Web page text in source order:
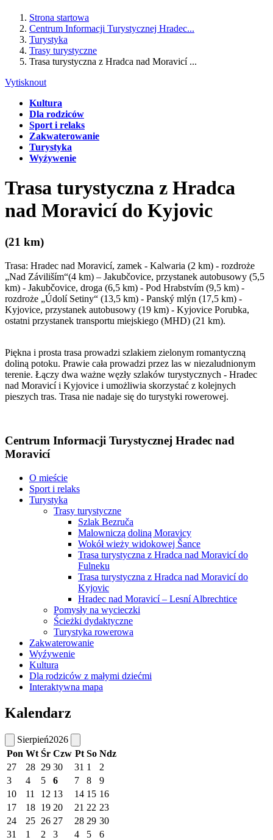
Strona startowa
Centrum Informacji Turystycznej Hradec...
Turystyka
Trasy turystyczne
Trasa turystyczna z Hradca nad Moravicí ...
Vytisknout
Kultura
Dla rodziców
Sport i relaks
Zakwaterowanie
Turystyka
Wyźywenie
Trasa turystyczna z Hradca
nad Moravicí do Kyjovic
(21 km)
Trasa: Hradec nad Moravicí, zamek - Kalwaria (2 km) - rozdroże
„Nad Záviliším“(4 km) – Jakubčovice, przystanek autobusowy (5,5
km) - Jakubčovice, droga (6,5 km) - Pod Hrabstvím (9,5 km) -
rozdroże „Údolí Setiny“ (13,5 km) - Panský mlýn (17,5 km) -
Kyjovice, przystanek autobusowy (19 km) - Kyjovice Porubka,
ostatni przystanek transportu miejskiego (MHD) (21 km).
Piękna i prosta trasa prowadzi szlakiem zielonym romantyczną
doliną potoku. Prawie cała prowadzi przez las w niezaludnionym
terenie. Łączy dwa ważne węzły szlaków turystycznych - Hradec
nad Moravicí i Kyjovice i umożliwia skorzystać z kolejnych
pieszych tras. Trasa nie nadaje się do turystyki rowerowej.
Centrum Informacji Turystycznej Hradec nad
Moravicí
O mieście
Sport i relaks
Turystyka
Trasy turystyczne
Szlak Bezruča
Malowniczą doliną Moravicy
Wokół wieży widokowej Šance
Trasa turystyczna z Hradca nad Moravicí do
Fulneku
Trasa turystyczna z Hradca nad Moravicí do
Kyjovic
Hradec nad Moravicí – Lesní Albrechtice
Pomysły na wycieczki
Ścieżki dydaktyczne
Turystyka rowerowa
Zakwaterowanie
Wyźywenie
Kultura
Dla rodziców z małymi dziećmi
Interaktywna mapa
Kalendarz
Sierpień2026
Pon Wt Śr Czw Pt So Ndz
27
28 29 30 31 1
2
3
4 5 6 7 8
9
10
11 12 13 14 15 16
17
18 19 20 21 22 23
24
25 26 27 28 29 30
31
1 2 3 4 5 6